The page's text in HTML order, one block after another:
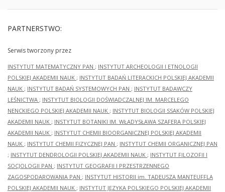
PARTNERSTWO:
Serwis tworzony przez
INSTYTUT MATEMATYCZNY PAN ; INSTYTUT ARCHEOLOGII I ETNOLOGII
POLSKIEJ AKADEMII NAUK ; INSTYTUT BADAŃ LITERACKICH POLSKIEJ AKADEMII
NAUK ; INSTYTUT BADAŃ SYSTEMOWYCH PAN ; INSTYTUT BADAWCZY
LEŚNICTWA ; INSTYTUT BIOLOGII DOŚWIADCZALNEJ IM. MARCELEGO
NENCKIEGO POLSKIEJ AKADEMII NAUK ; INSTYTUT BIOLOGII SSAKÓW POLSKIEJ
AKADEMII NAUK ; INSTYTUT BOTANIKI IM. WŁADYSŁAWA SZAFERA POLSKIEJ
AKADEMII NAUK ; INSTYTUT CHEMII BIOORGANICZNEJ POLSKIEJ AKADEMII
NAUK ; INSTYTUT CHEMII FIZYCZNEJ PAN ; INSTYTUT CHEMII ORGANICZNEJ PAN
; INSTYTUT DENDROLOGII POLSKIEJ AKADEMII NAUK ; INSTYTUT FILOZOFII I
SOCJOLOGII PAN ; INSTYTUT GEOGRAFII I PRZESTRZENNEGO
ZAGOSPODAROWANIA PAN ; INSTYTUT HISTORII im. TADEUSZA MANTEUFFLA
POLSKIEJ AKADEMII NAUK ; INSTYTUT JĘZYKA POLSKIEGO POLSKIEJ AKADEMII